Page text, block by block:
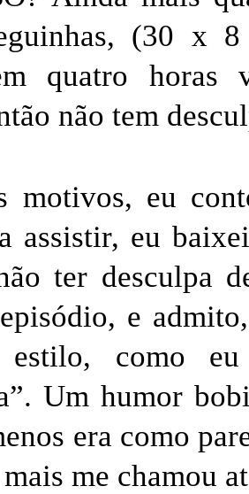
(30 x
quatro horas
não tem
motivos, eu
assistir, eu
ter desculpa
e
como eu
Um humor
era como
me chamou